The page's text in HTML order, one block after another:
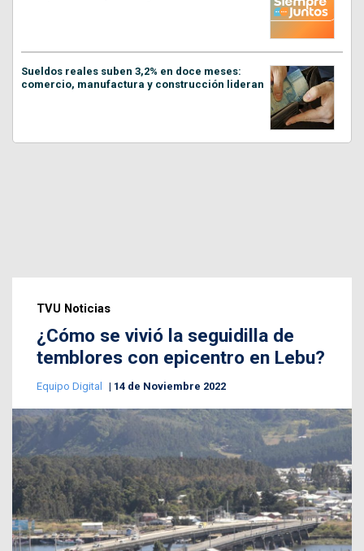
Sueldos reales suben 3,2% en doce meses:
comercio, manufactura y construcción lideran
TVU Noticias
¿Cómo se vivió la seguidilla de
temblores con epicentro en Lebu?
Equipo Digital 14 de Noviembre 2022